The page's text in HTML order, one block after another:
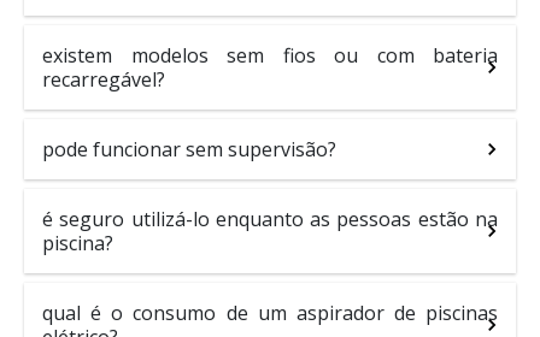
existem modelos sem fios ou com bateria
recarregável?
pode funcionar sem supervisão?
é seguro utilizá-lo enquanto as pessoas estão na
piscina?
qual é o consumo de um aspirador de piscinas